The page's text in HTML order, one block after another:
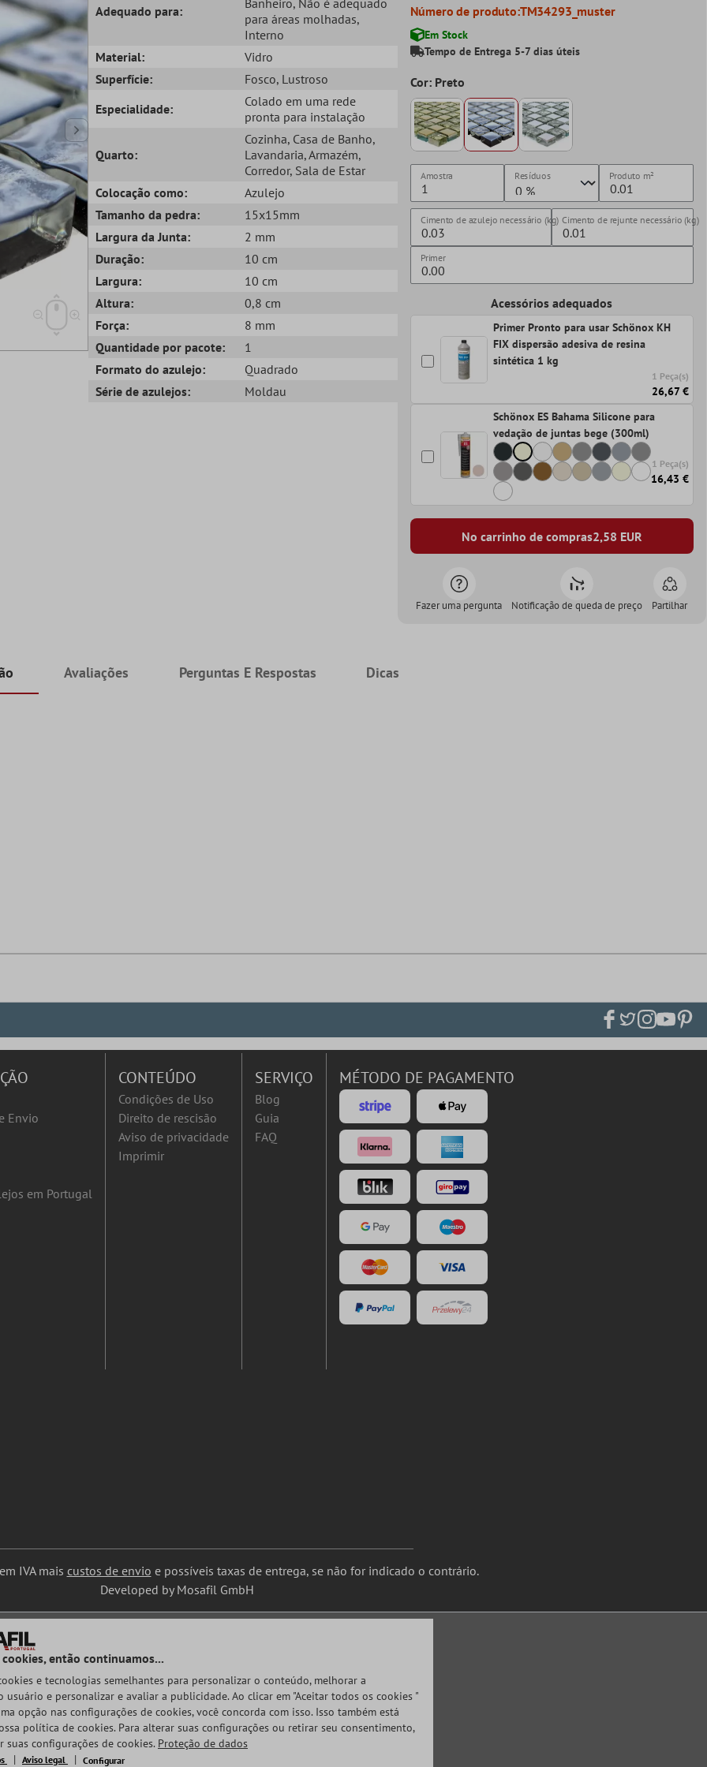
Adequado para:
para áreas molhadas,
Interno
Material:
Vidro
Superfície:
Fosco, Lustroso
Especialidade:
Colado em uma rede
pronta para instalação
Quarto:
Cozinha, Casa de Banho,
Lavandaria, Armazém,
Corredor, Sala de Estar
Colocação como:
Azulejo
Tamanho da pedra:
15x15mm
Largura da Junta:
2 mm
Duração:
10 cm
Largura:
10 cm
Altura:
0,8 cm
Força:
8 mm
Quantidade por pacote:
1
Formato do azulejo:
Quadrado
Série de azulejos:
Moldau
Número de produto:TM34293_muster
Em Stock
Tempo de Entrega 5-7 dias úteis
Cor: Preto
Amostra Resíduos Produto m²
Cimento de azulejo necessário (kg) Cimento de rejunte necessário (kg)
Primer
Acessórios adequados
Primer Pronto para usar Schönox KH
FIX dispersão adesiva de resina
sintética 1 kg
1 Peça(s)
26,67 €
Schönox ES Bahama Silicone para
vedação de juntas bege (300ml)
1 Peça(s)
16,43 €
No carrinho de compras2,58 EUR
Fazer uma pergunta Notificação de queda de preço Partilhar
Avaliações Perguntas E Respostas Dicas
Envio
em Portugal
CONTEÚDO
Condições de Uso
Direito de rescisão
Aviso de privacidade
Imprimir
SERVIÇO
Blog
Guia
FAQ
MÉTODO DE PAGAMENTO
IVA mais custos de envio e possíveis taxas de entrega, se não for indicado o contrário.
Developed by Mosafil GmbH
cookies, então continuamos...
e tecnologias semelhantes para personalizar o conteúdo, melhorar a
usuário e personalizar e avaliar a publicidade. Ao clicar em "Aceitar todos os cookies "
opção nas configurações de cookies, você concorda com isso. Isso também está
política de cookies. Para alterar suas configurações ou retirar seu consentimento,
suas configurações de cookies. Proteção de dados
Aviso legal Configurar